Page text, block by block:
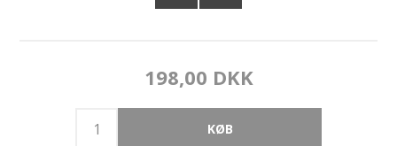
198,00 DKK